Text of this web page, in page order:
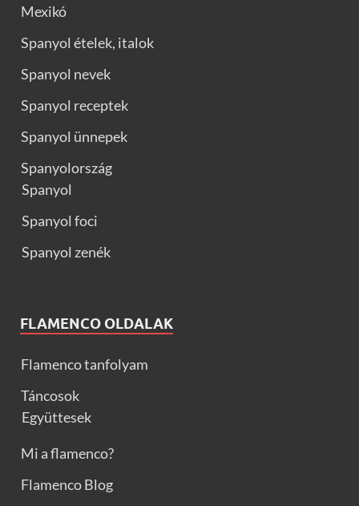
Mexikó
Spanyol ételek, italok
Spanyol nevek
Spanyol receptek
Spanyol ünnepek
Spanyolország
Spanyol
Spanyol foci
Spanyol zenék
FLAMENCO OLDALAK
Flamenco tanfolyam
Táncosok
Együttesek
Mi a flamenco?
Flamenco Blog